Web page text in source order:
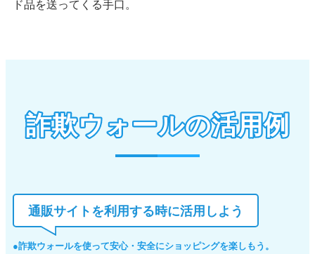
ド品を送ってくる手口。
詐欺ウォールの活用例
通販サイトを利用する時に活用しよう
詐欺ウォールを使って安心・安全にショッピングを楽しもう。